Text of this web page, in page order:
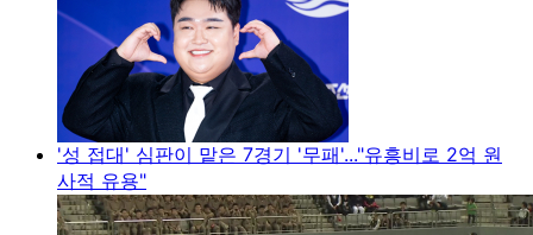
'성 접대' 심판이 맡은 7경기 '무패'..."유흥비로 2억 원
사적 유용"